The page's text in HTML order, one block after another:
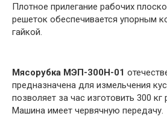
Плотное прилегание рабочих
решеток обеспечивается упорным
гайкой.
Мясорубка МЭП-300Н-01
предназначена для измельчения
позволяет за час изготовить 300 кг
Машина имеет червячную передачу.